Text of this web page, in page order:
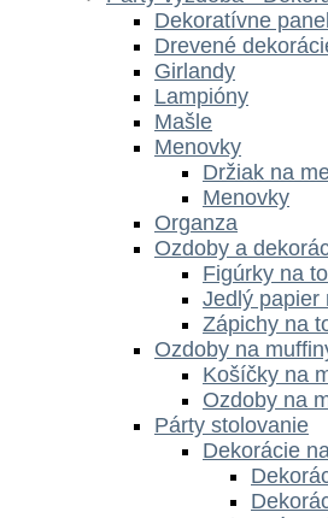
Dekoratívne
Drevené
Girlandy
Lampióny
Mašle
Menovky
Držiak na
Menovky
Organza
Ozdoby a
Figúrky na
Jedlý papier
Zápichy na
Ozdoby na
Košíčky na
Ozdoby na
Párty stolovanie
Dekorácie